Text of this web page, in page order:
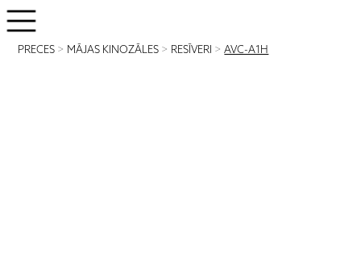
PRECES > MĀJAS KINOZĀLES > RESĪVERI >AVC-A1H